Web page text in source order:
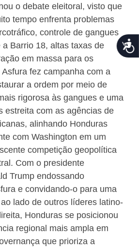
o debate eleitoral, visto que
tempo enfrenta problemas
controle de gangues
Barrio 18, altas taxas de
em massa para os
fez campanha com a
a ordem por meio de
rigorosa às gangues e uma
estreita com as agências de
alinhando Honduras
com Washington em um
competição geopolítica
Com o presidente
Trump endossando
e convidando-o para uma
lado de outros líderes latino-
Honduras se posicionou
regional mais ampla em
que prioriza a